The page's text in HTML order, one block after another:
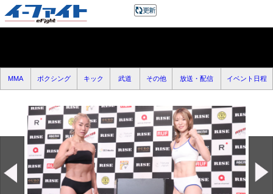
MMA ボクシング キック 武道 その他 放送・配信 イベント日程